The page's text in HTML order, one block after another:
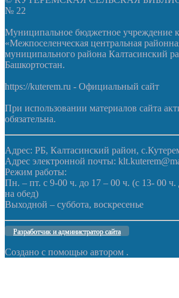
№ 22
Муниципальное бюджетное учреждение
«Межпоселенческая центральная
муниципального района Калтасинский
Башкортостан.
https://kuterem.ru - Официальный сайт
При использовании материалов сайта
обязательна.
Адрес: РБ, Калтасинский район,
Адрес электронной почты:
Режим работы:
Пн. – пт. с 9-00 ч. до 17 – 00 ч. (с 13- 00
на обед)
Выходной – суббота, воскресенье
Разработчик и администратор сайта
Создано с помощью автором .